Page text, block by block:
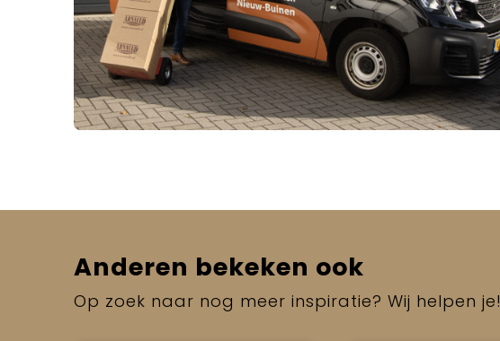
Anderen bekeken ook
Op zoek naar nog meer inspiratie? Wij helpen je!